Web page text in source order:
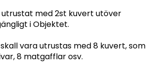
med 2st kuvert utöver
i Objektet.
vara utrustas med 8 kuvert, som
8 matgafflar osv.